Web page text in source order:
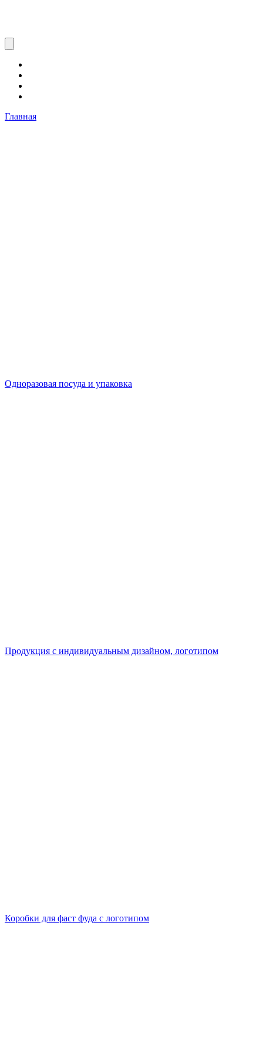
Главная
Одноразовая посуда и упаковка
Продукция с индивидуальным дизайном, логотипом
Коробки для фаст фуда с логотипом